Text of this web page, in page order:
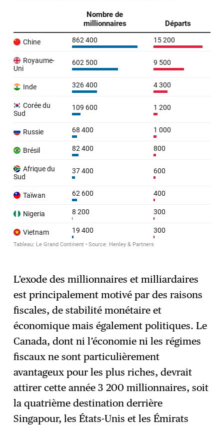
L’exode des millionnaires et milliardaires
est principalement motivé par des raisons
fiscales, de stabilité monétaire et
économique mais également politiques. Le
Canada, dont ni l’économie ni les régimes
fiscaux ne sont particulièrement
avantageux pour les plus riches, devrait
attirer cette année 3 200 millionnaires, soit
la quatrième destination derrière
Singapour, les États-Unis et les Émirats